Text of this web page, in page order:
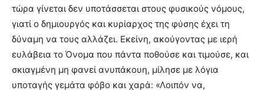
τώρα γίνεται δεν υποτάσσεται στους φυσικούς νόμους,
γιατί ο δημιουργός και κυρίαρχος της φύσης έχει τη
δύναμη να τους αλλάζει. Εκείνη, ακούγοντας με ιερή
ευλάβεια το Όνομα που πάντα ποθούσε και τιμούσε, και
σκιαγμένη μη φανεί ανυπάκουη, μίλησε με λόγια
υποταγής γεμάτα φόβο και χαρά: «Λοιπόν να,